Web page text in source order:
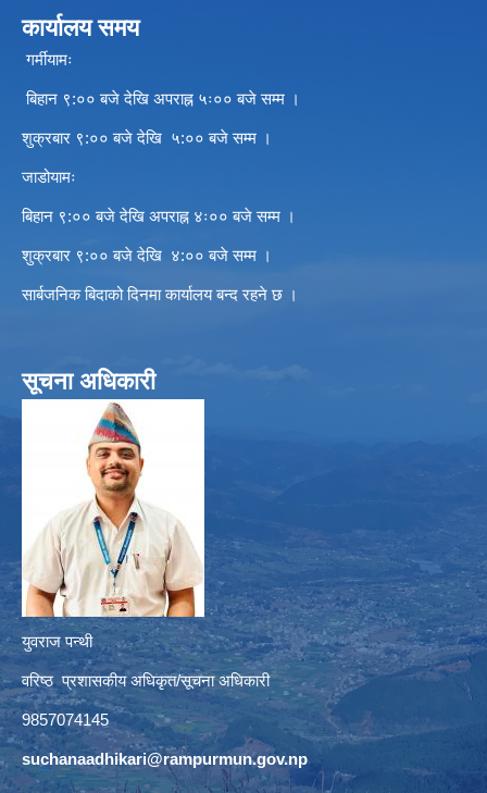
कार्यालय समय
गर्मीयामः
बिहान ९:०० बजे देखि अपराह्न ५ः०० बजे सम्म ।
शुक्रबार ९:०० बजे देखि ५:०० बजे सम्म ।
जाडोयामः
बिहान ९:०० बजे देखि अपराह्न ४ः०० बजे सम्म ।
शुक्रबार ९:०० बजे देखि ४:०० बजे सम्म ।
सार्बजनिक बिदाको दिनमा कार्यालय बन्द रहने छ ।
सूचना अधिकारी
युवराज पन्थी
वरिष्ठ प्रशासकीय अधिकृत/सूचना अधिकारी
9857074145
suchanaadhikari@rampurmun.gov.np